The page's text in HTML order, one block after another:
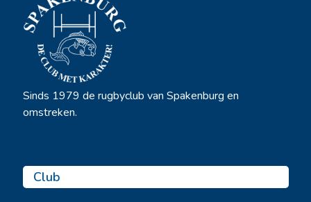
Sinds 1979 de rugbyclub van Spakenburg en
omstreken.
Club